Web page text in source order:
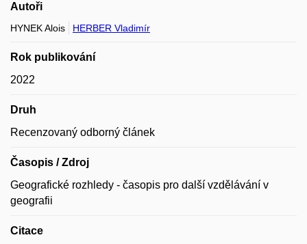
Autoři
HYNEK Alois HERBER Vladimír
Rok publikování
2022
Druh
Recenzovaný odborný článek
Časopis / Zdroj
Geografické rozhledy - časopis pro další vzdělávání v
geografii
Citace